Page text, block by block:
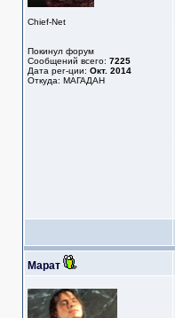
Chief-Net
Покинул форум
Сообщений всего: 7225
Дата рег-ции: Окт. 2014
Откуда: МАГАДАН
Марат